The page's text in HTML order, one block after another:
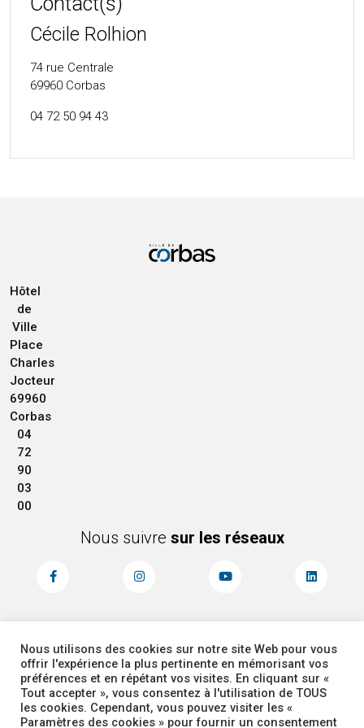
Cécile Rolhion
74 rue Centrale
69960 Corbas
04 72 50 94 43
Hôtel
de
Ville
Place
Charles
Jocteur
69960
Corbas
04
72
90
03
00
Nous suivre sur les réseaux
MENTIONS LÉGALES
PLAN DU SITE
ACCESSIBILITÉ
ADMINISTRATEUR
COOKIES
Nous utilisons des cookies sur notre site Web pour vous
offrir l'expérience la plus pertinente en mémorisant vos
préférences et en répétant vos visites. En cliquant sur «
Tout accepter », vous consentez à l'utilisation de TOUS
les cookies. Cependant, vous pouvez visiter les «
Paramètres des cookies » pour fournir un consentement